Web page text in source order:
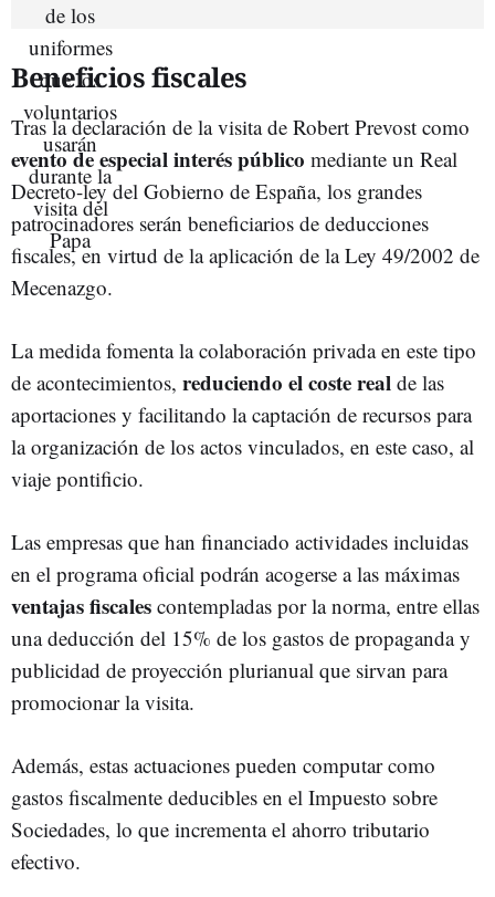
Beneficios fiscales
Tras la declaración de la visita de Robert Prevost como
evento de especial interés público mediante un Real
Decreto-ley del Gobierno de España, los grandes
patrocinadores serán beneficiarios de deducciones
fiscales, en virtud de la aplicación de la Ley 49/2002 de
Mecenazgo.
La medida fomenta la colaboración privada en este tipo
de acontecimientos, reduciendo el coste real de las
aportaciones y facilitando la captación de recursos para
la organización de los actos vinculados, en este caso, al
viaje pontificio.
Las empresas que han financiado actividades incluidas
en el programa oficial podrán acogerse a las máximas
ventajas fiscales contempladas por la norma, entre ellas
una deducción del 15% de los gastos de propaganda y
publicidad de proyección plurianual que sirvan para
promocionar la visita.
Además, estas actuaciones pueden computar como
gastos fiscalmente deducibles en el Impuesto sobre
Sociedades, lo que incrementa el ahorro tributario
efectivo.